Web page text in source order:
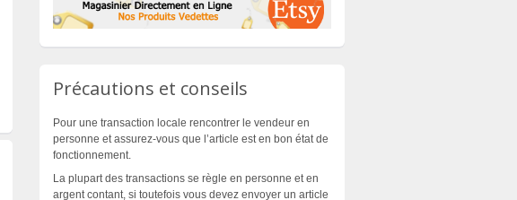
Précautions et conseils
Pour une transaction locale rencontrer le vendeur en
personne et assurez-vous que l’article est en bon état de
fonctionnement.
La plupart des transactions se règle en personne et en
argent contant, si toutefois vous devez envoyer un article